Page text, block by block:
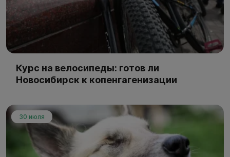
Курс на велосипеды: готов ли
Новосибирск к копенгагенизации
30 июля